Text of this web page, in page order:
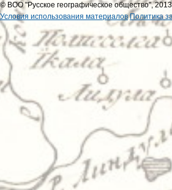
© ВОО "Русское географическое общество",
Условия использования материалов Политика